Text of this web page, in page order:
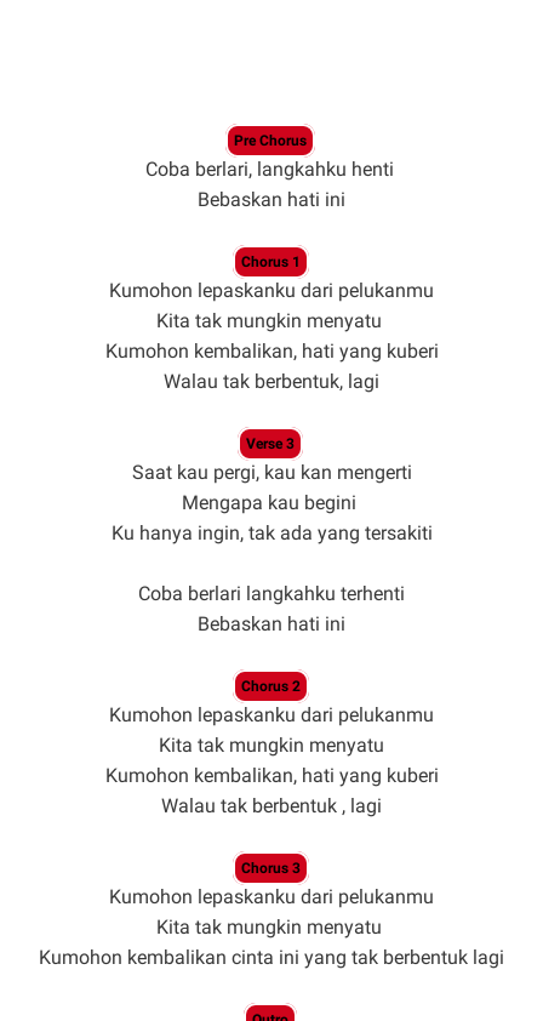
Pre Chorus
Coba berlari, langkahku henti
Bebaskan hati ini
Chorus 1
Kumohon lepaskanku dari pelukanmu
Kita tak mungkin menyatu
Kumohon kembalikan, hati yang kuberi
Walau tak berbentuk, lagi
Verse 3
Saat kau pergi, kau kan mengerti
Mengapa kau begini
Ku hanya ingin, tak ada yang tersakiti
Coba berlari langkahku terhenti
Bebaskan hati ini
Chorus 2
Kumohon lepaskanku dari pelukanmu
Kita tak mungkin menyatu
Kumohon kembalikan, hati yang kuberi
Walau tak berbentuk , lagi
Chorus 3
Kumohon lepaskanku dari pelukanmu
Kita tak mungkin menyatu
Kumohon kembalikan cinta ini yang tak berbentuk lagi